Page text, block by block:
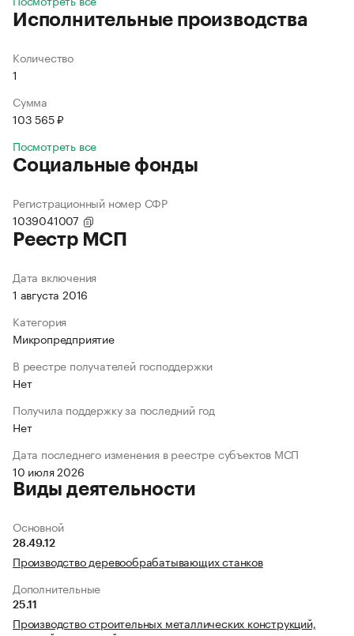
Исполнительные производства
Количество
1
Сумма
103 565 ₽
Посмотреть все
Социальные фонды
Регистрационный номер СФР
1039041007
Реестр МСП
Дата включения
1 августа 2016
Категория
Микропредприятие
В реестре получателей господдержки
Нет
Получила поддержку за последний год
Нет
Дата последнего изменения в реестре субъектов МСП
10 июля 2026
Виды деятельности
Основной
28.49.12
Производство деревообрабатывающих станков
Дополнительные
25.11
Производство строительных металлических конструкций,